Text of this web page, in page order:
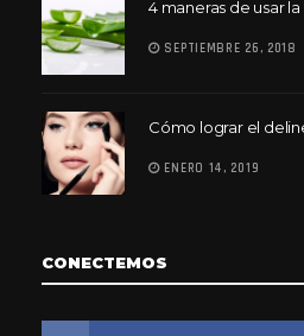
4 maneras de usar
SEPTIEMBRE 26, 2018
Cómo lograr el
ENERO 14, 2019
CONECTEMOS